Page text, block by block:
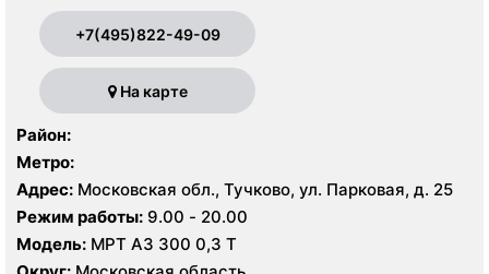
+7(495)822-49-09
На карте
Район:
Метро:
Адрес: Московская обл., Тучково, ул. Парковая, д. 25
Режим работы: 9.00 - 20.00
Модель: МРТ АЗ 300 0,3 Т